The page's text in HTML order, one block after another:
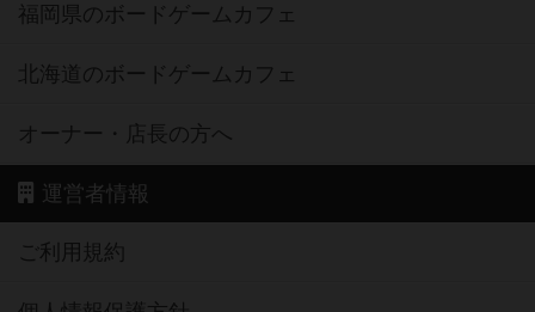
福岡県のボードゲームカフェ
北海道のボードゲームカフェ
オーナー・店長の方へ
運営者情報
ご利用規約